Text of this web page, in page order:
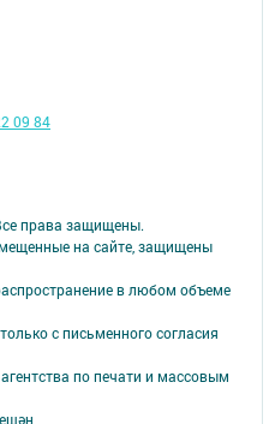
права защищены.
на сайте, защищены
в любом объеме
с письменного согласия
по печати и массовым
09 84